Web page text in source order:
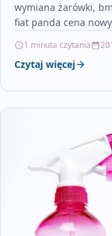
wymiana żarówki,
fiat panda cena
1 minuta czytania
Czytaj więcej